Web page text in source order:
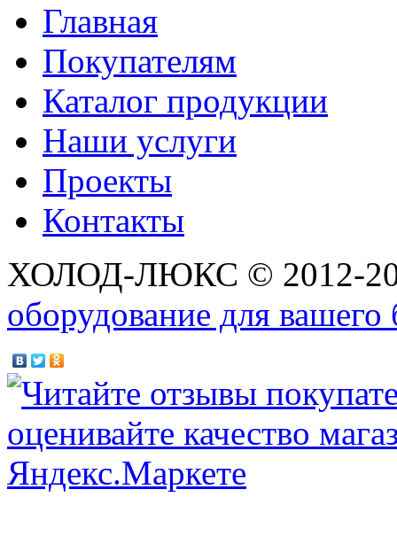
Главная
Покупателям
Каталог продукции
Наши услуги
Проекты
Контакты
ХОЛОД-ЛЮКС © 2012-
оборудование для вашего